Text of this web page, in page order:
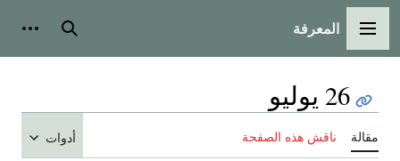
القائمة الرئيسية
المعرفة بحث
26 يوليو
مقالة ناقش هذه الصفحة أدوات